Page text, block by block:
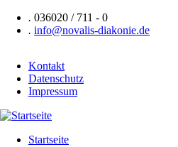
zum
Inhalt
. 036020 / 711 - 0
. info@novalis-diakonie.de
Header
Navigation
Kontakt
Datenschutz
Impressum
Startseite